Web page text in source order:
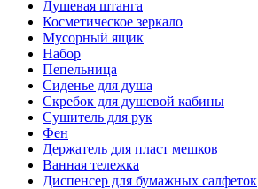
Душевая штанга
Косметическое зеркало
Мусорный ящик
Набор
Пепельница
Сиденье для душа
Скребок для душевой кабины
Сушитель для рук
Фен
Держатель для пласт мешков
Ванная тележка
Диспенсер для бумажных салфеток